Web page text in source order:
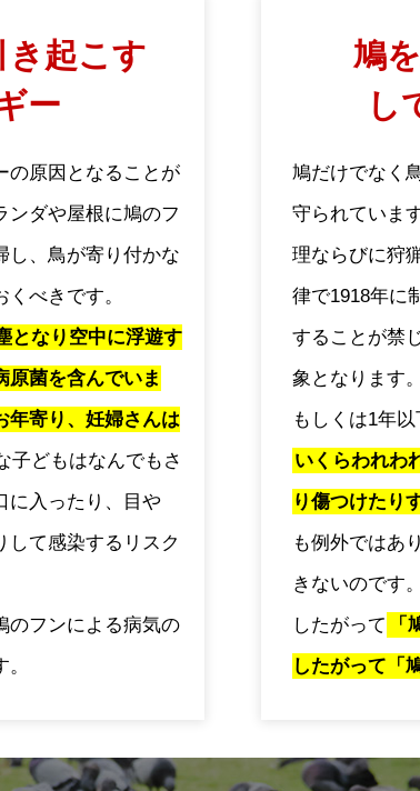
き起こす
ー
の原因となることが
ンダや屋根に鳩のフ
し、鳥が寄り付かな
べきです。
となり空中に浮遊す
原菌を含んでいま
年寄り、妊婦さんは
子どもはなんでもさ
に入ったり、目や
して感染するリスク
のフンによる病気の
鳩
し
鳩だけでなく
守られていま
理ならびに狩
律で1918年に
することが禁
象となります
もしくは1年
いくらわれわ
り傷つけたり
も例外ではあ
きないのです。
したがって
したがって「